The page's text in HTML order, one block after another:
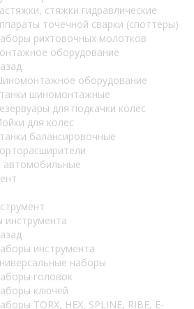
стяжки гидравлические
точечной сварки (споттеры)
рихтовочных молотков
оборудование
оборудование
шиномонтажные
для подкачки колес
для колес
балансировочные
автомобильные
инструмента
инструмента
наборы
головок
ключей
TORX, HEX, SPLINE, RIBE, E-